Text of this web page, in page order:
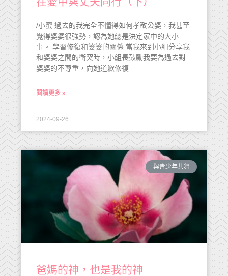
/小蜜 過去的我完全不懂得如何孝敬公婆，我甚至
覺得婆婆很強勢，認為她總是決定家中的大小
事。 學習修復和婆婆的關係 當我來到小組分享我
和婆婆之間的衝突時，小組長鼓勵我要為過去對
婆婆的不尊重，向她道歉修復
閱讀更多 »
2024-09-26
與青少年共舞
爸媽的神，也是我的神